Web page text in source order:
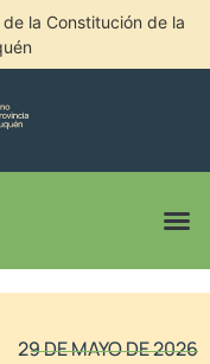
la Constitución de la
29 DE MAYO DE 2026